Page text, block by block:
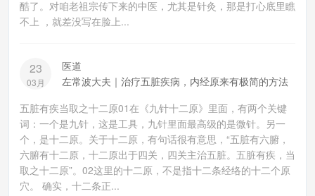
酷了。对咱老祖宗传下来的中医，尤其是针灸，那是打心底里瞧
不上 ，就差没写在脸上...
23
03月
医道
左常波大夫｜治疗五脏疾病，内经原来有极简的方法
五脏有疾当取之十二原01在《九针十二原》里面，有两个关键
词：一个是九针，这是工具，九针里面最高级的是微针。另一
个，是十二原。关于十二原，有句话很有意思，“五脏有六腑，
六腑有十二原，十二原出于四关，四关主治五脏。五脏有疾，当
取之十二原”。02这里的十二原，不是指十二条经络的十二个原
穴。 确实，十二条正...